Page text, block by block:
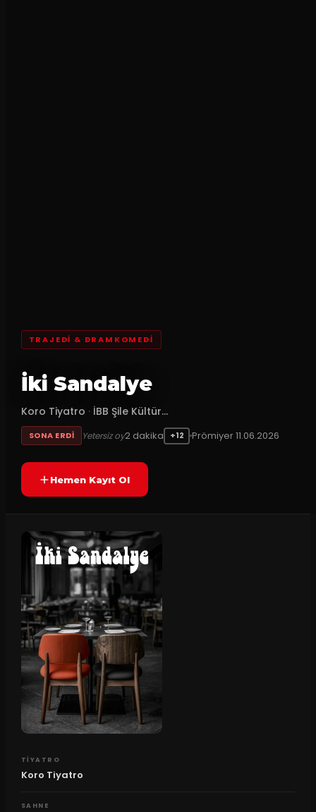
TRAJEDI & DRAMKOMEDI
İki Sandalye
Koro Tiyatro · İBB Şile Kültür...
SONA ERDI Yetersiz oy2 dakika +12 Prömiyer11.06.2026
Hemen Kayıt Ol
TIYATRO
Koro Tiyatro
SAHNE